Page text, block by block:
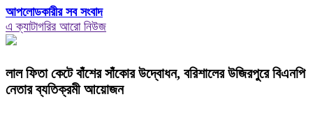
আপলোডকারীর সব সংবাদ
এ ক্যাটাগরির আরো নিউজ
‎লাল ফিতা কেটে বাঁশের সাঁকোর উদ্বোধন, বরিশালের উজিরপুরে বিএনপি
নেতার ব্যতিক্রমী আয়োজন